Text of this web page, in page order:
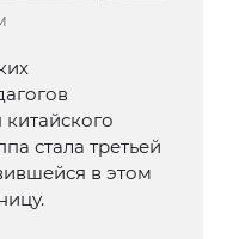
стала третьей
в этом